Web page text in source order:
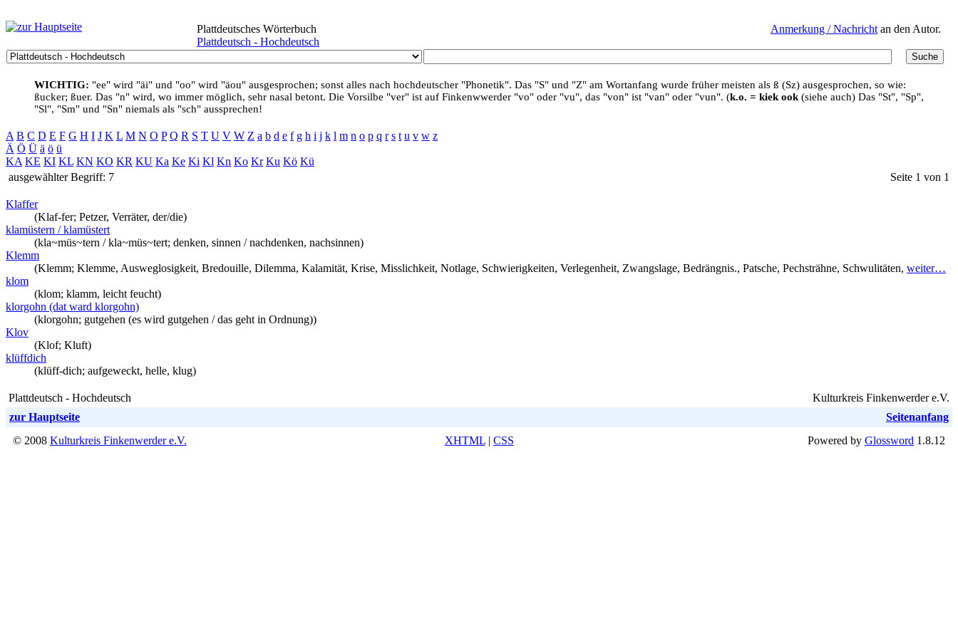
Anmerkung / Nachricht an den Autor.
Plattdeutsches Wörterbuch
Plattdeutsch - Hochdeutsch
WICHTIG: "ee" wird "äi" und "oo" wird "äou" ausgesprochen; sonst alles nach hochdeutscher "Phonetik". Das "S" und "Z" am Wortanfang wurde früher meisten als ß (Sz) ausgesprochen, so wie:
ßucker; ßuer. Das "n" wird, wo immer möglich, sehr nasal betont. Die Vorsilbe "ver" ist auf Finkenwwerder "vo" oder "vu", das "von" ist "van" oder "vun". (k.o. = kiek ook (siehe auch) Das "St", "Sp",
"Sl", "Sm" und "Sn" niemals als "sch" aussprechen!
A B C D E F G H I J K L M N O P Q R S T U V W Z a b d e f g h i j k l m n o p q r s t u v w z
Ä Ö Ü ä ö ü
KA KE KI KL KN KO KR KU Ka Ke Ki Kl Kn Ko Kr Ku Kö Kü
ausgewählter Begriff: 7
Seite 1 von 1
Klaffer
(Klaf-fer; Petzer, Verräter, der/die)
klamüstern / klamüstert
(kla~müs~tern / kla~müs~tert; denken, sinnen / nachdenken, nachsinnen)
Klemm
(Klemm; Klemme, Ausweglosigkeit, Bredouille, Dilemma, Kalamität, Krise, Misslichkeit, Notlage, Schwierigkeiten, Verlegenheit, Zwangslage, Bedrängnis., Patsche, Pechsträhne, Schwulitäten, weiter…
klom
(klom; klamm, leicht feucht)
klorgohn (dat ward klorgohn)
(klorgohn; gutgehen (es wird gutgehen / das geht in Ordnung))
Klov
(Klof; Kluft)
klüffdich
(klüff-dich; aufgeweckt, helle, klug)
Plattdeutsch - Hochdeutsch
Kulturkreis Finkenwerder e.V.
zur Hauptseite
Seitenanfang
© 2008 Kulturkreis Finkenwerder e.V. XHTML| CSS Powered by Glossword 1.8.12